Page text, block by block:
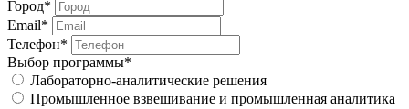
Город*
Email*
Телефон*
Выбор программы*
Лабораторно-аналитические решения
Промышленное взвешивание и промышленная аналитика